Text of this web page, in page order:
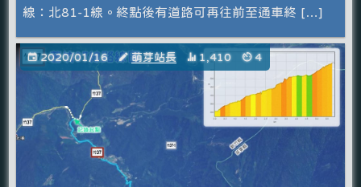
線：北81-1線。終點後有道路可再往前至通車終 […]
2020/01/16 萌芽站長 1,410 4